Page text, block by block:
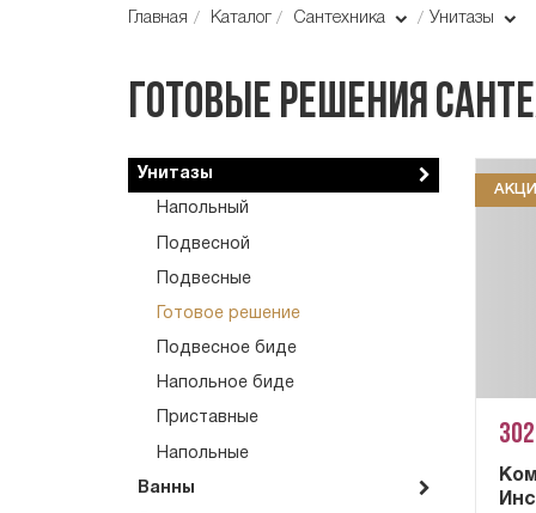
Главная Каталог Сантехника Унитазы
Готовые решения
Унитазы
Напольный
Подвесной
Подвесные
Готовое решение
Подвесное биде
Напольное биде
Приставные
Напольные
Ванны